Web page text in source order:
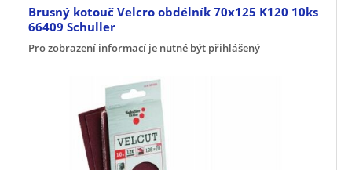
Brusný kotouč Velcro obdélník 70x125 K120 10ks
66409 Schuller
Pro zobrazení informací je nutné být přihlášený